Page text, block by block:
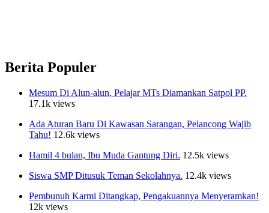
Berita Populer
Mesum Di Alun-alun, Pelajar MTs Diamankan Satpol PP.
17.1k views
Ada Aturan Baru Di Kawasan Sarangan, Pelancong Wajib
Tahu! 12.6k views
Hamil 4 bulan, Ibu Muda Gantung Diri. 12.5k views
Siswa SMP Ditusuk Teman Sekolahnya. 12.4k views
Pembunuh Karmi Ditangkap, Pengakuannya Menyeramkan!
12k views